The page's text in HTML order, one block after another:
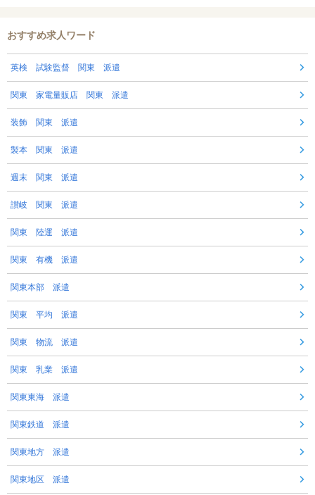
おすすめ求人ワード
英検 試験監督 関東 派遣
関東 家電量販店 関東 派遣
装飾 関東 派遣
製本 関東 派遣
週末 関東 派遣
讃岐 関東 派遣
関東 陸運 派遣
関東 有機 派遣
関東本部 派遣
関東 平均 派遣
関東 物流 派遣
関東 乳業 派遣
関東東海 派遣
関東鉄道 派遣
関東地方 派遣
関東地区 派遣